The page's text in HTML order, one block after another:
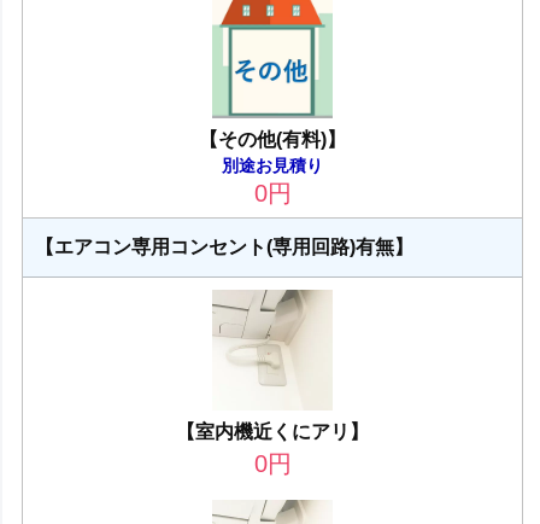
【その他(有料)】
別途お見積り
0円
【エアコン専用コンセント(専用回路)有無】
【室内機近くにアリ】
0円